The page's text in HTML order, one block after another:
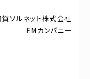
賀ソルネット株式会社
EMカンパニー